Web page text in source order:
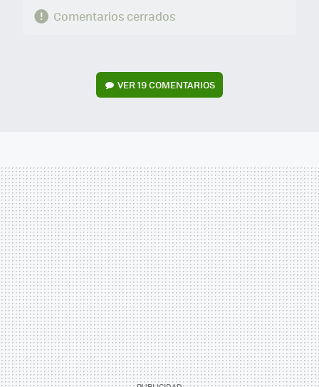
Comentarios cerrados
VER19 COMENTARIOS